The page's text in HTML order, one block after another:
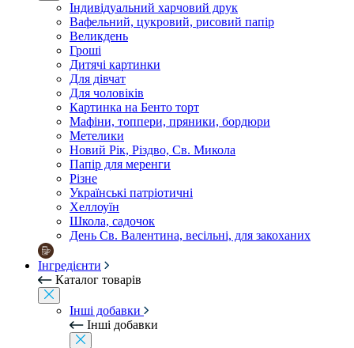
Індивідуальний харчовий друк
Вафельний, цукровий, рисовий папір
Великдень
Гроші
Дитячі картинки
Для дівчат
Для чоловіків
Картинка на Бенто торт
Мафіни, топпери, пряники, бордюри
Метелики
Новий Рік, Різдво, Св. Микола
Папір для меренги
Різне
Українські патріотичні
Хеллоуїн
Школа, садочок
День Св. Валентина, весільні, для закоханих
Інгредієнти
Каталог товарів
Інші добавки
Інші добавки